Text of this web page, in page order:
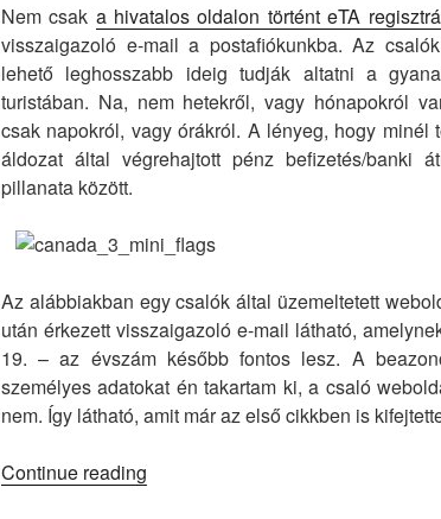
Nem csak a hivatalos oldalon történt eTA
visszaigazoló e-mail a postafiókunkba. Az
lehető leghosszabb ideig tudják altatni a
turistában. Na, nem hetekről, vagy hónapokról
csak napokról, vagy órákról. A lényeg, hogy minél
áldozat által végrehajtott pénz befizetés/banki
pillanata között.
Az alábbiakban egy csalók által üzemeltetett
után érkezett visszaigazoló e-mail látható,
19. – az évszám később fontos lesz. A
személyes adatokat én takartam ki, a csaló
nem. Így látható, amit már az első cikkben is
Continue reading